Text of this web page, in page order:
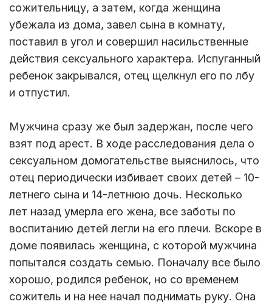
сожительницу, а затем, когда женщина
убежала из дома, завел сына в комнату,
поставил в угол и совершил насильственные
действия сексуального характера. Испуганный
ребенок закрывался, отец щелкнул его по лбу
и отпустил.
Мужчина сразу же был задержан, после чего
взят под арест. В ходе расследования дела о
сексуальном домогательстве выяснилось, что
отец периодически избивает своих детей – 10-
летнего сына и 14-летнюю дочь. Несколько
лет назад умерла его жена, все заботы по
воспитанию детей легли на его плечи. Вскоре в
доме появилась женщина, с которой мужчина
попытался создать семью. Поначалу все было
хорошо, родился ребенок, но со временем
сожитель и на нее начал поднимать руку. Она